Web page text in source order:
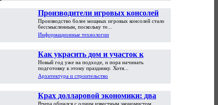
Производители игровых консолей
достигли предела возможностей
Производство более мощных игровых консолей стало
бессмысленным, поскольку те...
Информационные технологии
Как украсить дом и участок к
Новому году
Новый год уже на подходе, и пора начинать
подготовку к этому празднику. Хотя...
Архитектура и строительство
Крах долларовой экономики: два
Вчера общался с одним известным экономистом,